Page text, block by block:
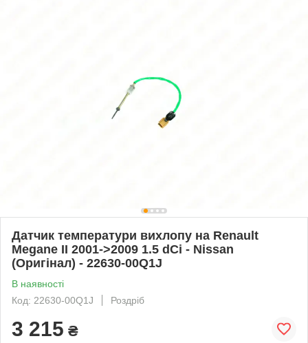
Датчик температури вихлопу на Renault
Megane II 2001->2009 1.5 dCi - Nissan
(Оригінал) - 22630-00Q1J
В наявності
Код: 22630-00Q1J
Роздріб
3 215 ₴